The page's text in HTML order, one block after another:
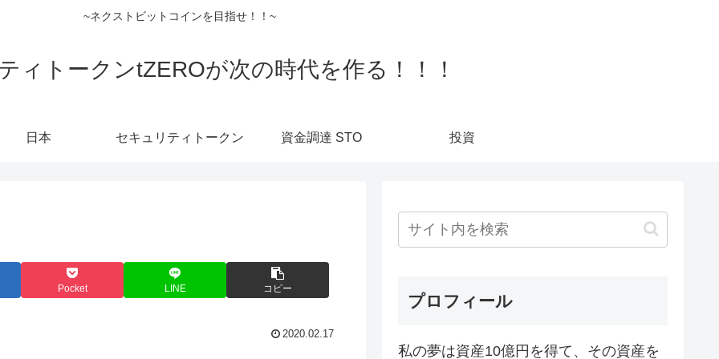
~ネクストビットコインを目指せ！！~
ィトークンtZEROが次の時代を作る！！！
日本 セキュリティトークン 資金調達 STO 投資
Pocket LINE コピー
2020.02.17
プロフィール
私の夢は資産10億円を得て、その資産を